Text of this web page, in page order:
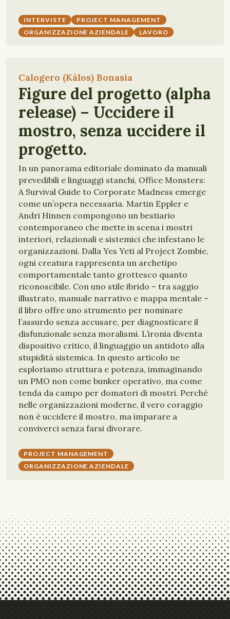
INTERVISTE
PROJECT MANAGEMENT
ORGANIZZAZIONE AZIENDALE
LAVORO
Calogero (Kàlos) Bonasia
Figure del progetto (alpha
release) – Uccidere il
mostro, senza uccidere il
progetto.
In un panorama editoriale dominato da manuali
prevedibili e linguaggi stanchi, Office Monsters:
A Survival Guide to Corporate Madness emerge
come un’opera necessaria. Martin Eppler e
Andri Hinnen compongono un bestiario
contemporaneo che mette in scena i mostri
interiori, relazionali e sistemici che infestano le
organizzazioni. Dalla Yes Yeti al Project Zombie,
ogni creatura rappresenta un archetipo
comportamentale tanto grottesco quanto
riconoscibile. Con uno stile ibrido – tra saggio
illustrato, manuale narrativo e mappa mentale –
il libro offre uno strumento per nominare
l’assurdo senza accusare, per diagnosticare il
disfunzionale senza moralismi. L’ironia diventa
dispositivo critico, il linguaggio un antidoto alla
stupidità sistemica. In questo articolo ne
esploriamo struttura e potenza, immaginando
un PMO non come bunker operativo, ma come
tenda da campo per domatori di mostri. Perché
nelle organizzazioni moderne, il vero coraggio
non è uccidere il mostro, ma imparare a
conviverci senza farsi divorare.
PROJECT MANAGEMENT
ORGANIZZAZIONE AZIENDALE